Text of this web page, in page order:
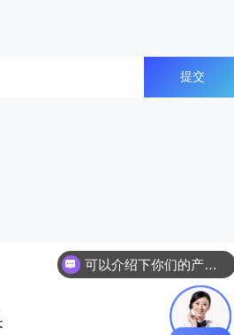
提交
可以介绍下你们的产品么？